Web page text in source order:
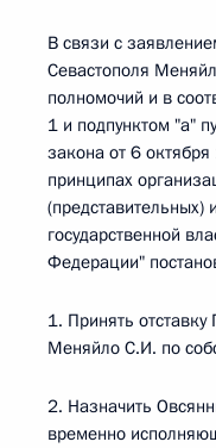
В связи с
Севастополя
полномочий и в
1 и подпунктом "а"
закона от 6
принципах
(представительных)
государственной
Федерации"
1. Принять отставку
Меняйло С.И. по
2. Назначить
временно